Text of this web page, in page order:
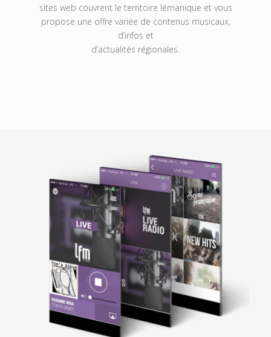
sites web couvrent le territoire lémanique et vous
propose une offre variée de contenus musicaux,
d’infos et
d’actualités régionales.